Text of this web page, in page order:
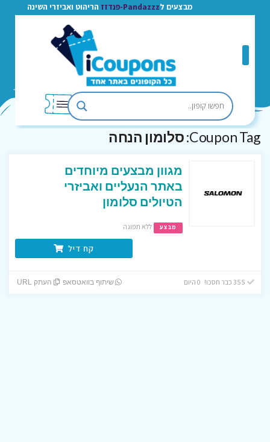
מבצעים לPandazzz-פנדזז הריהוט ואביזרי השינה
Coupon Tag: סלומון הנחה
מגוון מבצעים מיוחדים
באתר הנעליים ואביזרי
הטיולים סלומון
מבצע ללא תפוגה
קח דיל
שיתוף בוואטסאפ העתק URL